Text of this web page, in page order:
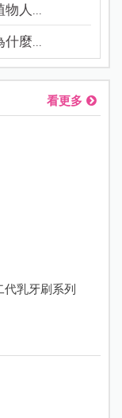
人...
什麼...
看更多
代乳牙刷系列